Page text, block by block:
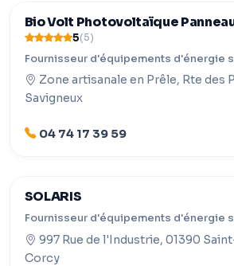
Bio Volt Photovoltaïque
5(5)
Fournisseur d'équipements d'énergie
Zone artisanale en Prêle, Rte des
Savigneux
04 74 17 39 59
SOLARIS
Fournisseur d'équipements d'énergie
997 Rue de l'Industrie, 01390
Corcy